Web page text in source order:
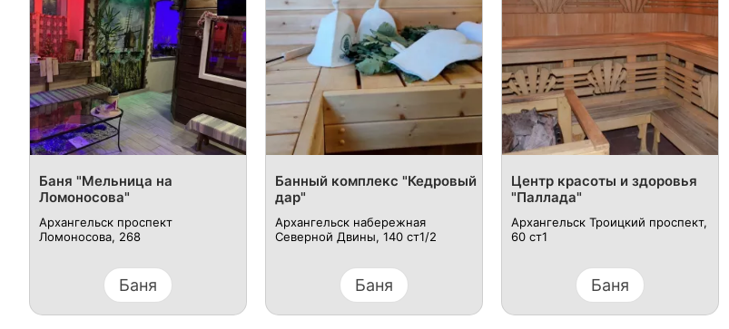
Баня "Мельница на
Ломоносова"
Архангельск проспект
Ломоносова, 268
Баня
Банный комплекс "Кедровый
дар"
Архангельск ​набережная
Северной Двины, 140 ст1/2
Баня
Центр красоты и здоровья
"Паллада"
Архангельск ​Троицкий проспект,
60 ст1
Баня